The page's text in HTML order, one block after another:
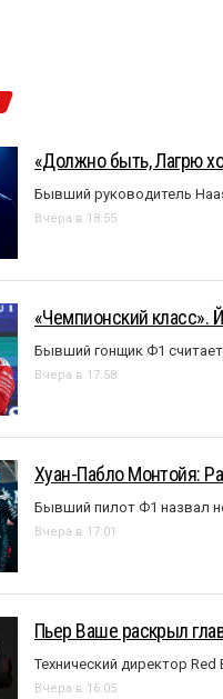
«Должно быть, Лагрю
Бывший руководитель
Вчера в 18:55
«Чемпионский класс».
Бывший гонщик Ф1
Вчера в 17:58
Хуан-Пабло Монтойя:
Бывший пилот Ф1 назвал
Вчера в 17:01
Пьер Ваше раскрыл
Технический директор
Вчера в 16:05